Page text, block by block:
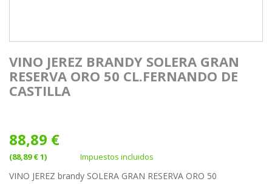
VINO JEREZ BRANDY SOLERA GRAN
RESERVA ORO 50 CL.FERNANDO DE
CASTILLA
88,89 €
(88,89 € 1) Impuestos incluidos
VINO JEREZ brandy SOLERA GRAN RESERVA ORO 50